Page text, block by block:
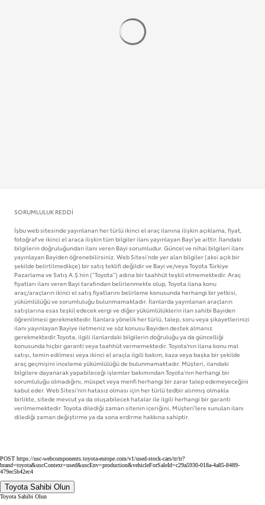
SORUMLULUK REDDI
İşbu web sitesinde yayınlanan her türlü ikinci el araç ilanına ilişkin açıklama, fiyat,
fotoğraf ve ikinci el araca ilişkin tüm bilgiler ilanı yayınlayan Bayi’ye aittir. İlandaki
bilgilerin doğruluğundan ilanı veren Bayi sorumludur. Güncel ve nihai bilgileri ilanı
yayınlayan Bayiden öğrenebilirsiniz. Web Sitesi'nde yer alan bilgiler (aksi açık bir
şekilde belirtilmedikçe) bir satış teklifi değildir ve Bayi ve/veya Toyota Türkiye
Pazarlama ve Satış A.Ş.’nin ("Toyota”) adına bir taahhüt teşkil etmemektedir. Araç
fiyatları ilanı veren Bayi tarafından belirlenmekte olup, Toyota ilana konu
araç/araçların ikinci el satış fiyatlarını belirleme konusunda herhangi bir yetkisi,
yükümlülüğü ve sorumluluğu bulunmamaktadır. İlanlarda yayınlanan araçların
satışlarına esas teşkil edecek vergi ve diğer yükümlülüklerin ilan sahibi Bayiden
öğrenilmesi gerekmektedir. İlanlara yönelik her türlü, talep, soru veya şikayetlerinizi
ilanı yayınlayan Bayiye iletmeniz ve söz konusu Bayiden destek almanız
gerekmektedir.Toyota, ilgili ilanlardaki bilgilerin doğruluğu ya da güncelliği
konusunda hiçbir garanti veya taahhüt vermemektedir. Toyota’nın ilana konu mal
satışı, temin edilmesi veya ikinci el araçla ilgili bakım, kaza veya başka bir şekilde
araç geçmişini inceleme yükümlülüğü de bulunmamaktadır. Müşteri, ilandaki
bilgilere dayanarak yapabileceği işlemler bakımından Toyota'nın herhangi bir
sorumluluğu olmadığını, müspet veya menfi herhangi bir zarar talep edemeyeceğini
kabul eder. Web Sitesi'nin hatasız olması için her türlü tedbir alınmış olmakla
birlikte, sitede mevcut ya da oluşabilecek hatalar ile ilgili herhangi bir garanti
verilmemektedir. Toyota dilediği zaman sitenin içeriğini, Müşteri’lere sunulan ilanı
dilediği zaman değiştirme ya da sona erdirme hakkına sahiptir.
POST https://usc-webcomponents.toyota-europe.com/v1/used-stock-cars/tr/tr?
brand=toyota&uscContext=used&uscEnv=production&vehicleForSaleId=c29a5930-018a-4a85-8489-
479ec5b42ec4
Toyota Sahibi Olun
Toyota Sahibi Olun